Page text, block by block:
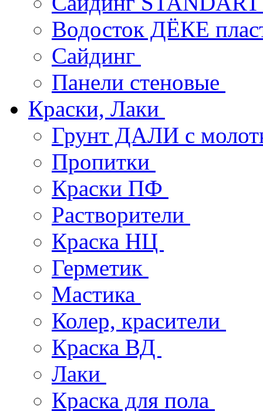
Водосток ДЁКЕ
Сайдинг
Панели стеновые
Краски, Лаки
Грунт ДАЛИ с
Пропитки
Краски ПФ
Растворители
Краска НЦ
Герметик
Мастика
Колер, красители
Краска ВД
Лаки
Краска для пола